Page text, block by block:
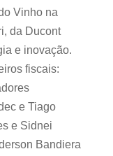
Vinho na
da Ducont
e inovação.
fiscais:
e Tiago
e Sidnei
Bandiera